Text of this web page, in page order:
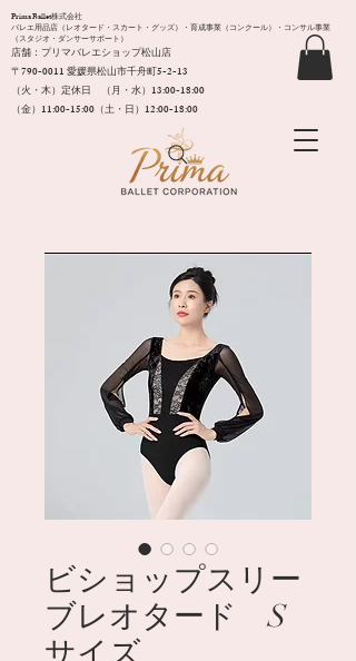
店舗：プリマバレエショップ松山店
〒790-0011​ 愛媛県松山市千舟町5-2-13
（火・木）定休日 （月・水）13:00-18:00
（金）11:00-15:00（土・日）12:00-18:00
Prima Ballet株式会社
バレエ用品店（レオタード・スカート・グッズ）・育成事業（コンクール）・コンサル事業
（スタジオ・ダンサーサポート）
ビショップスリー
ブレオタード S
サイズ